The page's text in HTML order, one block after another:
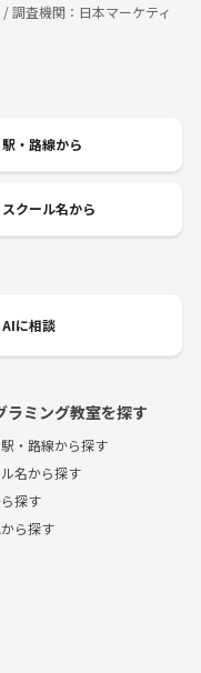
調査機関：日本マーケティ
駅・路線から
スクール名から
AIに相談
ラミング教室を探す
・路線から探す
名から探す
探す
ら探す